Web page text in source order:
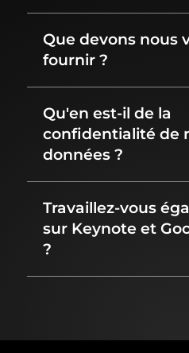
Que devons nous
fournir ?
Qu'en est-il de la
confidentialité de
données ?
Travaillez-vous
sur Keynote et
?